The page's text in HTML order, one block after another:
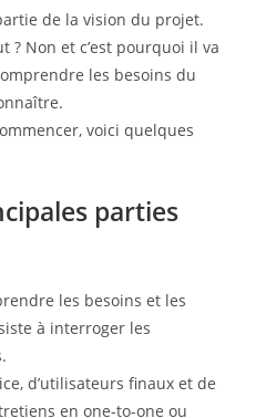
de la vision du projet.
? Non et c’est pourquoi il va
les besoins du
voici quelques
parties
les besoins et les
à interroger les
d’utilisateurs finaux et de
en one-to-one ou